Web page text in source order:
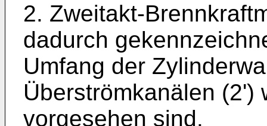
2. Zweitakt-
dadurch
Umfang der
Überströmkanälen (2')
vorgesehen sind.